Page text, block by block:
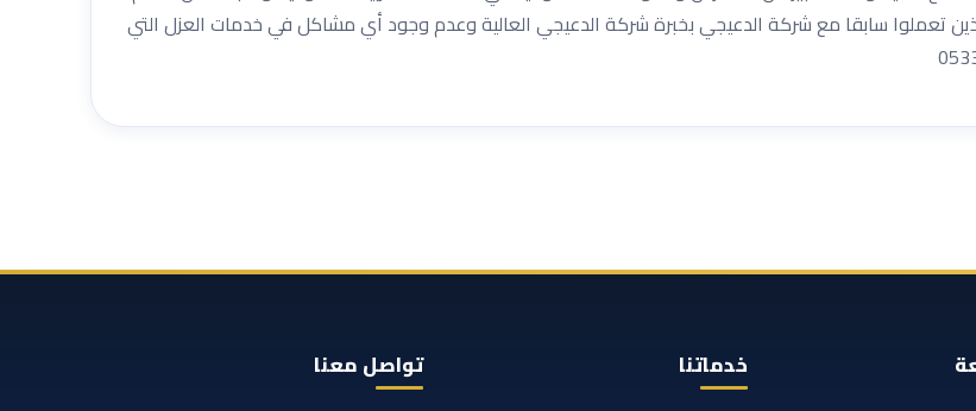
تعملوا سابقا مع شركة الدعيجي بخبرة شركة الدعيجي العالية وعدم وجود أي مشاكل في خدمات العزل التي
خدماتنا تواصل معنا